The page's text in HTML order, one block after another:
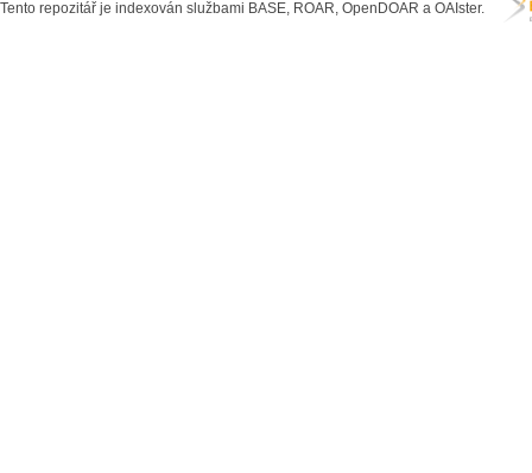
Tento repozitář je indexován službami BASE, ROAR, OpenDOAR a OAIster.